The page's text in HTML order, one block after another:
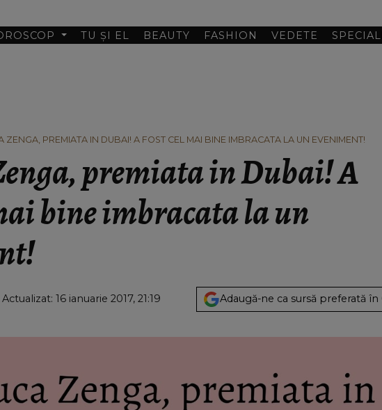
TU ȘI EL BEAUTY FASHION VEDETE
ZENGA, PREMIATA IN DUBAI! A FOST CEL MAI BINE IMBRACATA LA UN EVENIMENT!
premiata in Dubai! A
bine imbracata la un
Actualizat: 16 ianuarie 2017, 21:19 Adaugă-ne ca sursă preferată în